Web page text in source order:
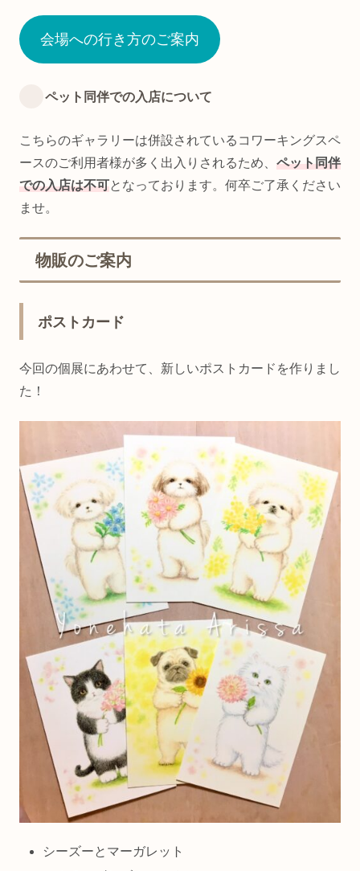
会場への行き方のご案内
ペット同伴での入店について
こちらのギャラリーは併設されているコワーキングスペ
ースのご利用者様が多く出入りされるため、 ペット同伴
での入店は不可となっております。何卒ご了承ください
ませ。
物販のご案内
ポストカード
今回の個展にあわせて、新しいポストカードを作りまし
た！
シーズーとマーガレット